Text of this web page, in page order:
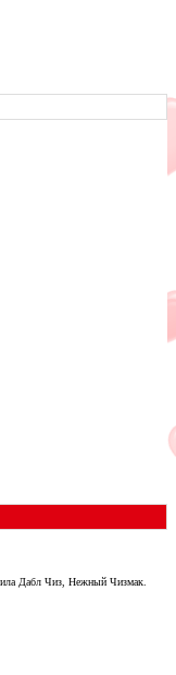
Дабл Чиз, Нежный Чизмак.